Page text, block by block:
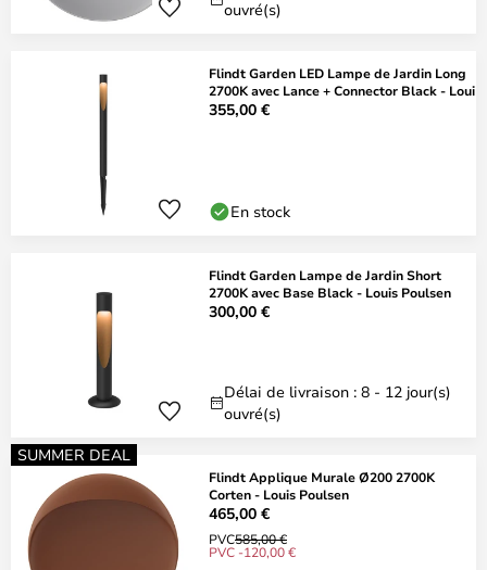
ouvré(s)
Flindt Garden LED Lampe de Jardin Long
2700K avec Lance + Connector Black - Loui
355,00 €
En stock
Flindt Garden Lampe de Jardin Short
2700K avec Base Black - Louis Poulsen
300,00 €
Délai de livraison : 8 - 12 jour(s)
ouvré(s)
SUMMER DEAL
Flindt Applique Murale Ø200 2700K
Corten - Louis Poulsen
465,00 €
PVC585,00 €
PVC -120,00 €